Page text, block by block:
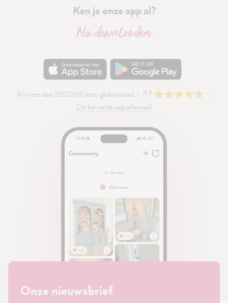
Ken je onze app al?
Nu downloaden
Al meer dan 200.000 keer gedownload
4.9
Dit kan onze app allemaal
Onze nieuwsbrief